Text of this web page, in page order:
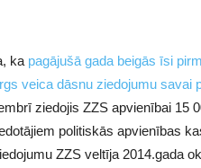
ka pagājušā gada beigās īsi
veica dāsnu ziedojumu savai
ziedojis ZZS apvienībai 15
politiskās apvienības
ZZS veltīja 2014.gada